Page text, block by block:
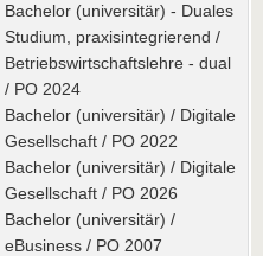
Bachelor (universitär) - Duales
Studium, praxisintegrierend /
Betriebswirtschaftslehre - dual
/ PO 2024
Bachelor (universitär) / Digitale
Gesellschaft / PO 2022
Bachelor (universitär) / Digitale
Gesellschaft / PO 2026
Bachelor (universitär) /
eBusiness / PO 2007